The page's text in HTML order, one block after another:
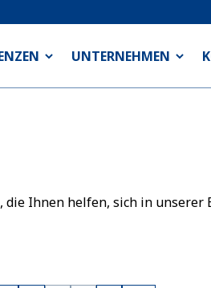
UNTERNEHMEN
Ihnen helfen, sich in unserer